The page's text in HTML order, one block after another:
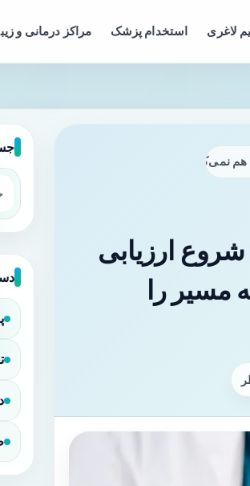
لاغری استخدام پزشک مراکز درمانی و
هم نمی‌کنند؛ چه عواملی شانس ادامه مسیر را
شروع ارزیابی
را